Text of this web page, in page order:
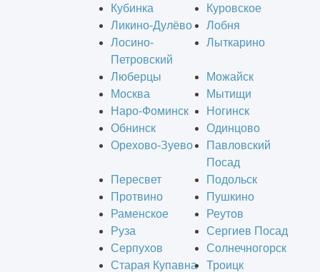
Кубинка
Куровское
Ликино-Дулёво
Лобня
Лосино-
Петровский
Лыткарино
Люберцы
Можайск
Москва
Мытищи
Наро-Фоминск
Ногинск
Обнинск
Одинцово
Орехово-Зуево
Павловский
Посад
Пересвет
Подольск
Протвино
Пушкино
Раменское
Реутов
Руза
Сергиев Посад
Серпухов
Солнечногорск
Старая Купавна
Троицк